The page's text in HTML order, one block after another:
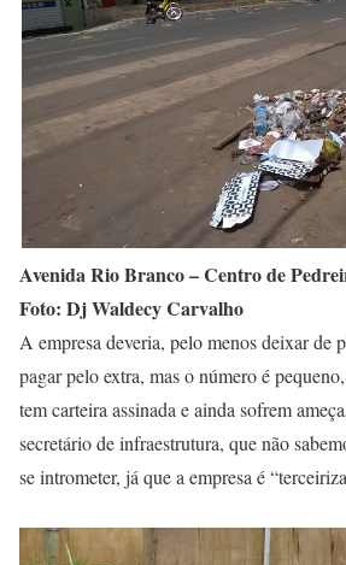
Avenida Rio Branco – Centro de
Foto: Dj Waldecy Carvalho
A empresa deveria, pelo menos deixar de
pagar pelo extra, mas o número é
tem carteira assinada e ainda sofrem
secretário de infraestrutura, que não
se intrometer, já que a empresa é